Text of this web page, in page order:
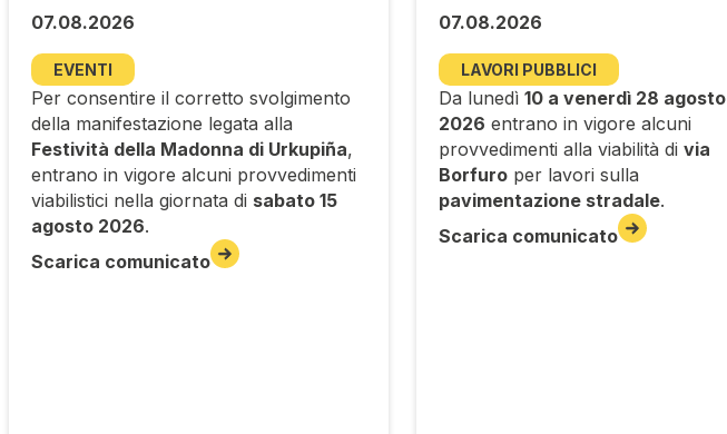
07.08.2026
EVENTI
Per consentire il corretto svolgimento
della manifestazione legata alla
Festività della Madonna di Urkupiña,
entrano in vigore alcuni provvedimenti
viabilistici nella giornata di sabato 15
agosto 2026.
Scarica comunicato
07.08.2026
LAVORI PUBBLICI
Da lunedì10 a venerdì 28 agosto
2026 entrano in vigore alcuni
provvedimenti alla viabilità divia
Borfuro per lavori sulla
pavimentazione stradale.
Scarica comunicato